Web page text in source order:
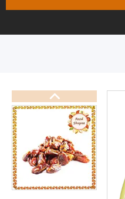
Борошно різних культур
глютенове)
Цукрозамінники,
підсолоджувачі
Суперфуды
Рослинні олії першого
холодного віджиму